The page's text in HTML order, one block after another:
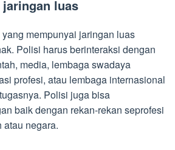
jaringan luas
mempunyai jaringan luas
Polisi harus berinteraksi dengan
media, lembaga swadaya
profesi, atau lembaga internasional
Polisi juga bisa
baik dengan rekan-rekan seprofesi
atau negara.